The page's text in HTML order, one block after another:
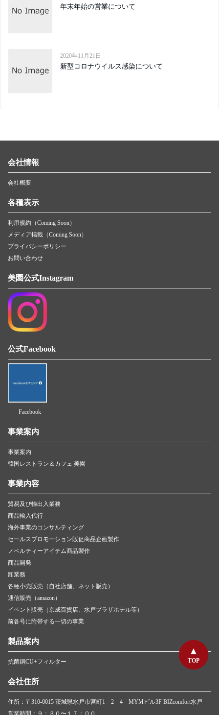
年末年始の営業について
2020年11月21日
新型コロナウイルス感染について
TOP
TOP
会社情報
会社概要
各種表示
利用規約（Coming Soon）
メディア掲載（Coming Soon）
プライバシーポリシー
お問い合わせ
美園公式Instagram
公式Facebook
Facebook
事業案内
事業案内
韓国レストラン＆カフェ 美園
事業内容
貿易及び輸出入業務
商品輸入代行
海外事業のコンサルティング
セールスプロモーション販促商品企画製作
ノベルティーアイテム商品製作
商品開発
卸業務
各種小売販売（自社店舗、ネット販売）
通信販売（amazon）
イベント販売（京成百貨店、水戸プラザホテル等）
前各号に附帯する一切の事業
製品案内
抗菌銅CU+フィルター
会社住所
住所：〒310-0015 茨城県水戸市宮町1－2－4 MYMビル3F BIZcomfort水戸
営業時間：９：３０〜１７：００